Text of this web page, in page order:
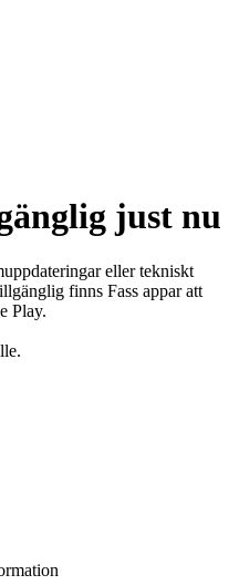
just nu
eller tekniskt
finns Fass appar att
Play.